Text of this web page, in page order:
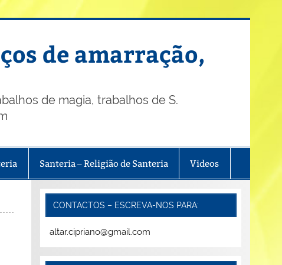
de amarração,
de magia, trabalhos de S.
Santeria – Religião de Santeria Videos
CONTACTOS – ESCREVA-NOS PARA:
altar.cipriano@gmail.com